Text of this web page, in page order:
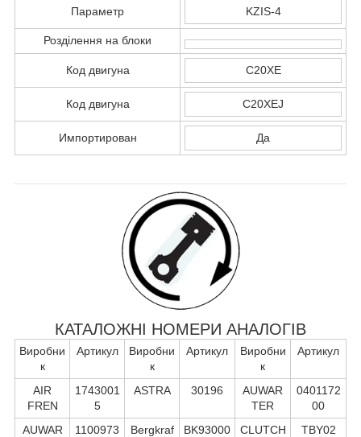
Параметр KZIS-4
Розділення на блоки
Код двигуна C20XE
Код двигуна C20XEJ
Импортирован Да
КАТАЛОЖНІ НОМЕРИ АНАЛОГІВ
Виробни
к
Артикул
Виробни
к
Артикул
Виробни
к
Артикул
AIR
FREN
1743001
5
ASTRA 30196
AUWAR
TER
0401172
00
AUWAR
1100973 Bergkraf BK93000 CLUTCH TBY02